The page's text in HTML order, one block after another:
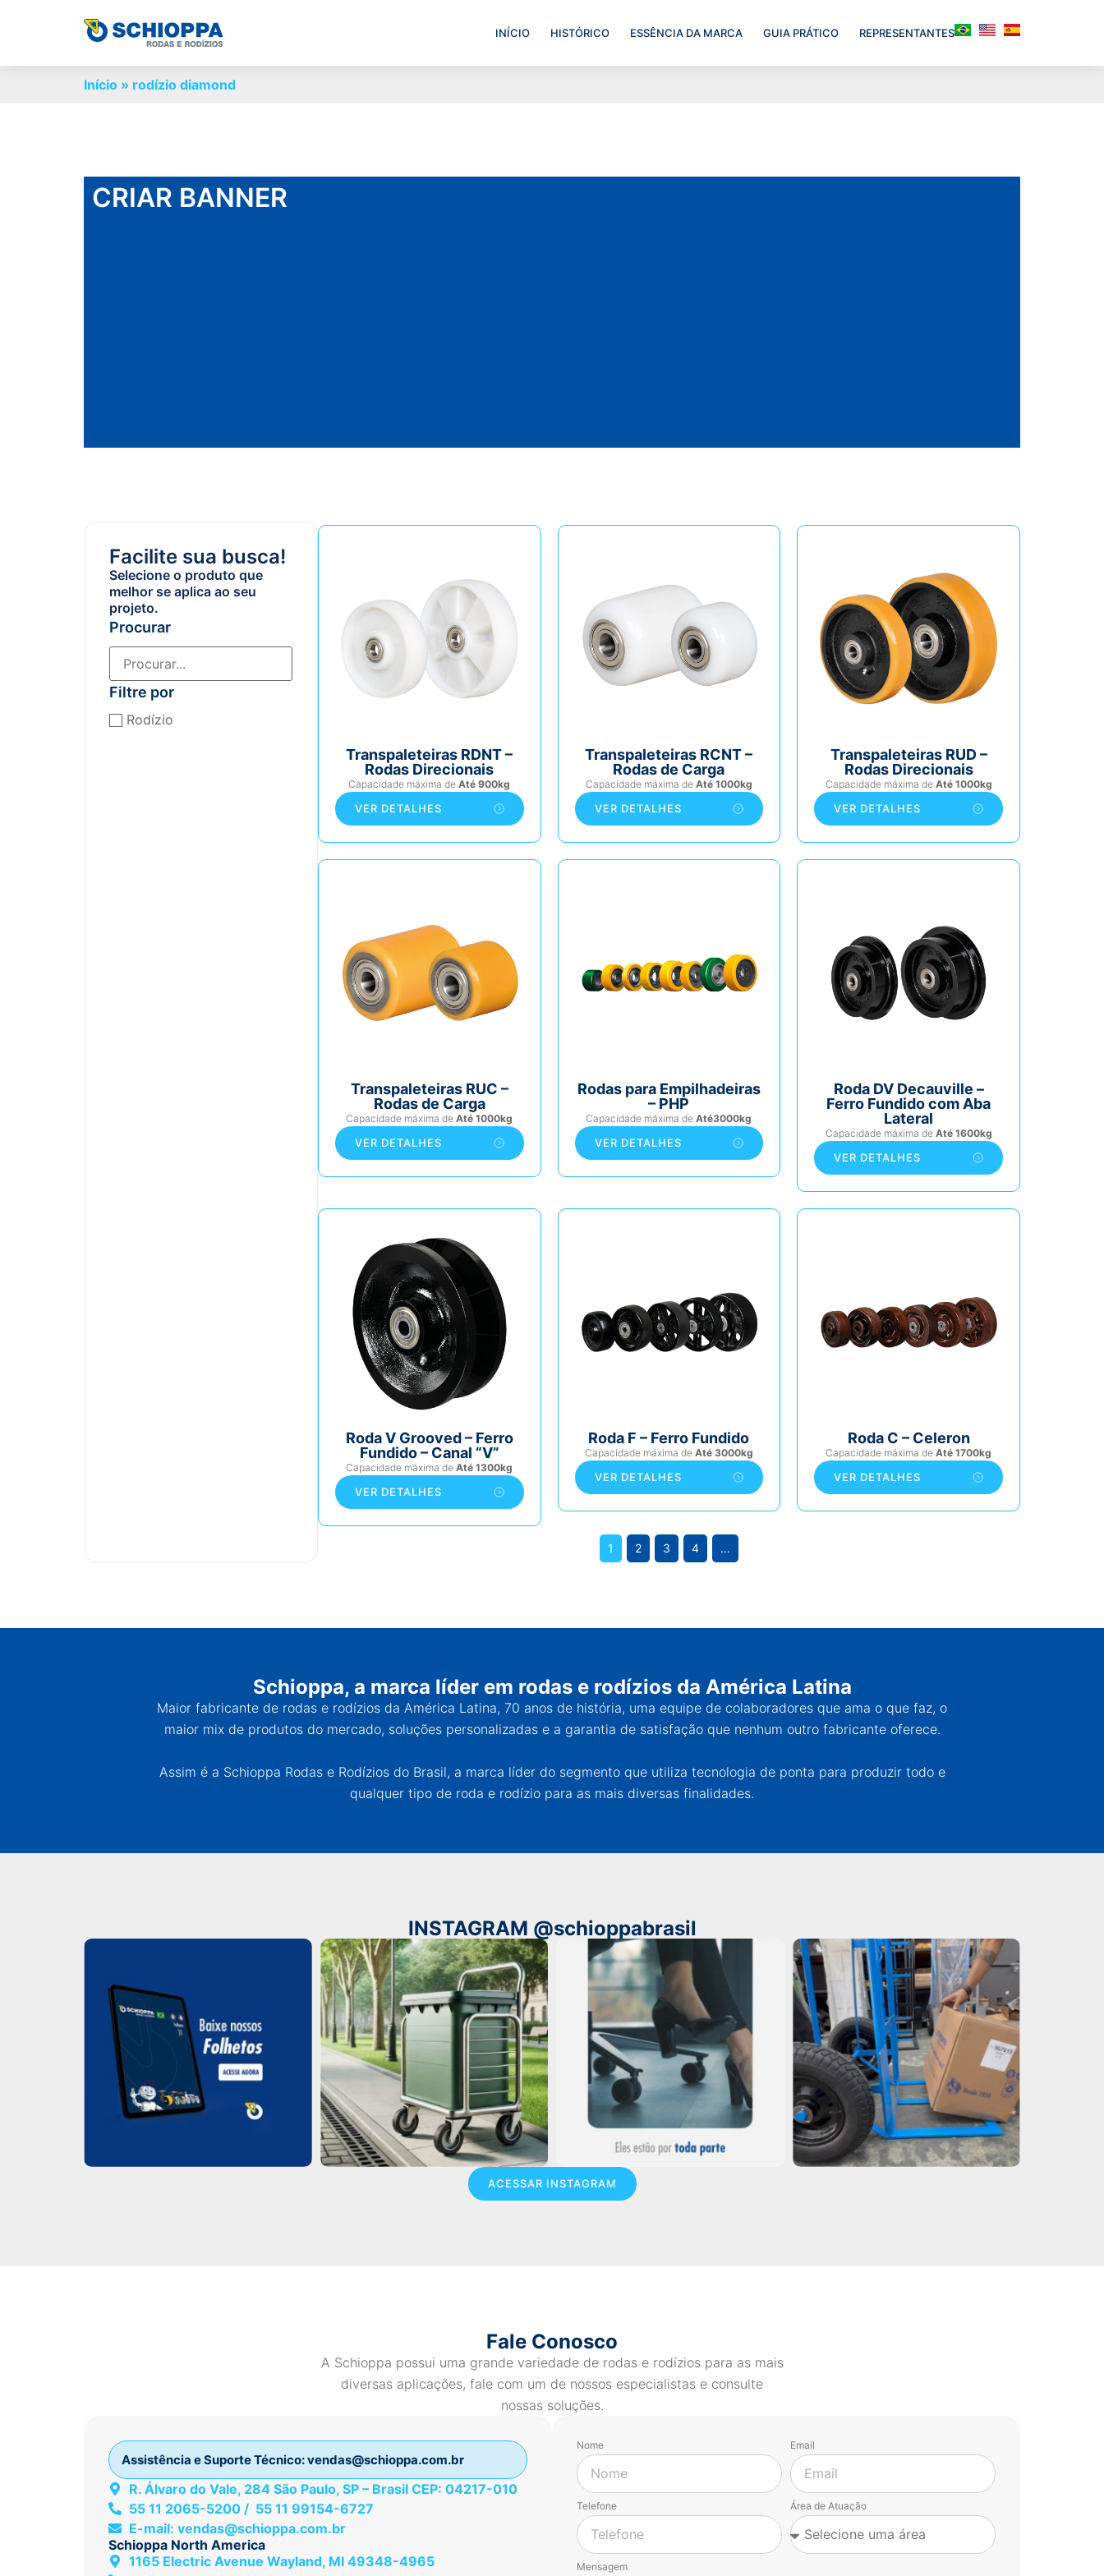
INÍCIO HISTÓRICO ESSÊNCIA DA MARCA GUIA PRÁTICO REPRESENTANTES
Início » rodízio diamond
CRIAR BANNER
Facilite sua busca!
Selecione o produto que
melhor se aplica ao seu
projeto.
Procurar
Filtre por
Rodízio
Transpaleteiras RDNT –
Rodas Direcionais
Capacidade máxima deAté 900kg
VER DETALHES
Transpaleteiras RCNT –
Rodas de Carga
Capacidade máxima de Até 1000kg
VER DETALHES
Transpaleteiras RUD –
Rodas Direcionais
Capacidade máxima de Até 1000kg
VER DETALHES
Transpaleteiras RUC –
Rodas de Carga
Capacidade máxima deAté 1000kg
VER DETALHES
Rodas para Empilhadeiras
– PHP
Capacidade máxima deAté3000kg
VER DETALHES
Roda DV Decauville –
Ferro Fundido com Aba
Lateral
Capacidade máxima de Até 1600kg
VER DETALHES
Roda V Grooved – Ferro
Fundido – Canal “V”
Capacidade máxima deAté 1300kg
VER DETALHES
Roda F – Ferro Fundido
Capacidade máxima de Até 3000kg
VER DETALHES
Roda C – Celeron
Capacidade máxima deAté 1700kg
VER DETALHES
1 2 3 4 …
Schioppa, a marca líder em rodas e rodízios da América Latina
Maior fabricante de rodas e rodízios da América Latina, 70 anos de história, uma equipe de colaboradores que ama o que faz, o
maior mix de produtos do mercado, soluções personalizadas e a garantia de satisfação que nenhum outro fabricante oferece.
Assim é a Schioppa Rodas e Rodízios do Brasil, a marca líder do segmento que utiliza tecnologia de ponta para produzir todo e
qualquer tipo de roda e rodízio para as mais diversas finalidades.
INSTAGRAM @schioppabrasil
ACESSAR INSTAGRAM
Fale Conosco
A Schioppa possui uma grande variedade de rodas e rodízios para as mais
diversas aplicações, fale com um de nossos especialistas e consulte
nossas soluções.
Assistência e Suporte Técnico:vendas@schioppa.com.br
R. Álvaro do Vale, 284 São Paulo, SP – Brasil CEP: 04217-010
55 11 2065-5200 / 55 11 99154-6727
E-mail: vendas@schioppa.com.br
Schioppa North America
1165 Electric Avenue Wayland, MI 49348-4965
Nome Email
Telefone Área de Atuação
Mensagem